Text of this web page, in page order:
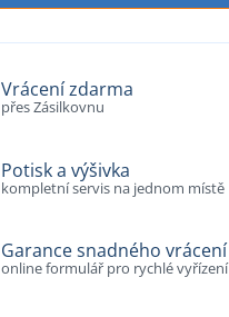
Vrácení zdarma
přes Zásilkovnu
Potisk a výšivka
kompletní servis na jednom místě
Garance snadného vrácení
online formulář pro rychlé vyřízení